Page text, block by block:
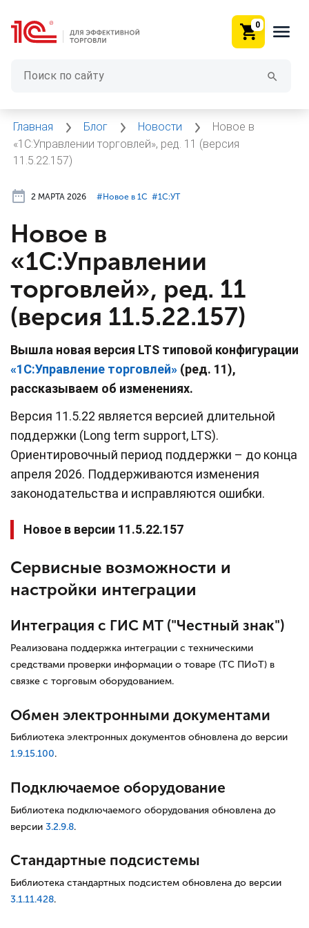
0
Главная Блог Новости
Новое в
«1С:Управлении торговлей», ред. 11 (версия
11.5.22.157)
2 МАРТА 2026 #⁣Новое в 1С #⁣1С:УТ
Новое в
«1С:Управлении
торговлей», ред. 11
(версия 11.5.22.157)
Вышла новая версия LTS типовой конфигурации
«1С:Управление торговлей» (ред. 11),
рассказываем об изменениях.
Версия 11.5.22 является версией длительной
поддержки (Long term support, LTS).
Ориентировочный период поддержки – до конца
апреля 2026. Поддерживаются изменения
законодательства и исправляются ошибки.
Новое в версии 11.5.22.157
Сервисные возможности и
настройки интеграции
Интеграция с ГИС МТ ("Честный знак")
Реализована поддержка интеграции с техническими
средствами проверки информации о товаре (ТС ПИоТ) в
связке с торговым оборудованием.
Обмен электронными документами
Библиотека электронных документов обновлена до версии
1.9.15.100.
Подключаемое оборудование
Библиотека подключаемого оборудования обновлена до
версии 3.2.9.8.
Стандартные подсистемы
Библиотека стандартных подсистем обновлена до версии
3.1.11.428.